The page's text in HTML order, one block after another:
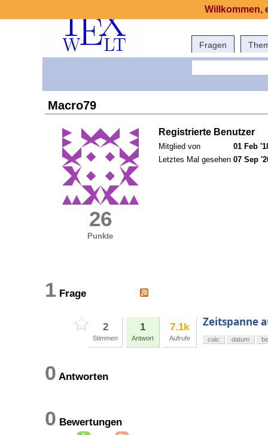
Fragen
Macro79
26
Punkte
Registrierte Benutzer
Mitglied von
01 Feb
Letztes Mal gesehen 07 Sep
1 Frage
2
Stimmen
1
Antwort
7.1k
Aufrufe
Zeitspanne
calc datum
0 Antworten
0 Bewertungen
Willkommen,